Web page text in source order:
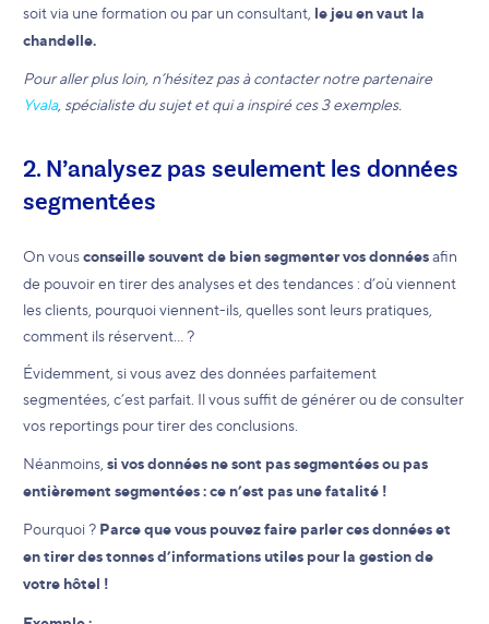
soit via une formation ou par un consultant, le jeu en vaut la
chandelle.
Pour aller plus loin, n’hésitez pas à contacter notre partenaire
Yvala, spécialiste du sujet et qui a inspiré ces 3 exemples.
2. N’analysez pas seulement les données
segmentées
On vousconseille souvent de bien segmenter vos donnéesafin
de pouvoir en tirer des analyses et des tendances : d’où viennent
les clients, pourquoi viennent-ils, quelles sont leurs pratiques,
comment ils réservent… ?
Évidemment, si vous avez des données parfaitement
segmentées, c’est parfait. Il vous suffit de générer ou de consulter
vos reportings pour tirer des conclusions.
Néanmoins, si vos données ne sont pas segmentées ou pas
entièrement segmentées : ce n’est pas une fatalité !
Pourquoi ? Parce que vous pouvez faire parler ces données et
en tirer des tonnes d’informations utiles pour la gestion de
votre hôtel !